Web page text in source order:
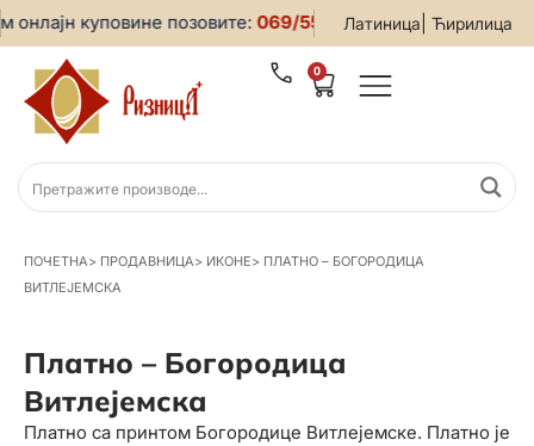
Латиница Ћирилица
куповине позовите:069/5599-019• За све
0
ПОЧЕТНА> ПРОДАВНИЦА> ИКОНЕ> ПЛАТНО – БОГОРОДИЦА
ВИТЛЕЈЕМСКА
Платно – Богородица
Витлејемска
Платно са принтом Богородице Витлејемске. Платно је